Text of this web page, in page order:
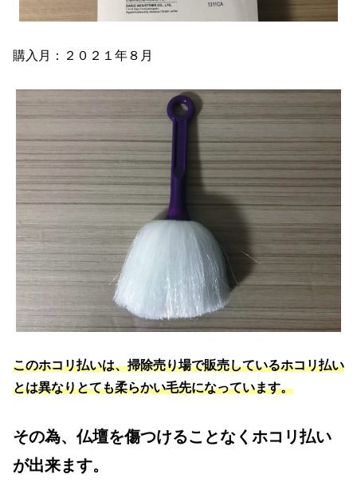
購入月：２０２１年８月
このホコリ払いは、掃除売り場で販売しているホコリ払い
とは異なりとても柔らかい毛先になっています。
その為、仏壇を傷つけることなくホコリ払い
が出来ます。